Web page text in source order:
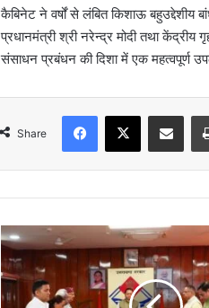
कैबिनेट ने वर्षों से लंबित किशाऊ बहुउद्देशीय
प्रधानमंत्री श्री नरेन्द्र मोदी तथा
संसाधन प्रबंधन की दिशा में एक महत्वपूर्ण
Share
कै
ने
ट